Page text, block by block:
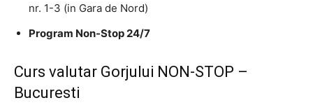
nr. 1-3 (in Gara de Nord)
Program Non-Stop 24/7
Curs valutar Gorjului NON-STOP –
Bucuresti